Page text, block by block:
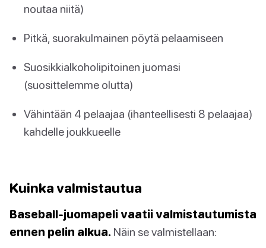
noutaa niitä)
Pitkä, suorakulmainen pöytä pelaamiseen
Suosikkialkoholipitoinen juomasi
(suosittelemme olutta)
Vähintään 4 pelaajaa (ihanteellisesti 8 pelaajaa)
kahdelle joukkueelle
Kuinka valmistautua
Baseball-juomapeli vaatii valmistautumista
ennen pelin alkua. Näin se valmistellaan: